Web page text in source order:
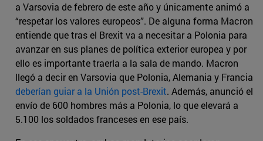
a Varsovia de febrero de este año y únicamente animó a
“respetar los valores europeos”. De alguna forma Macron
entiende que tras el Brexit va a necesitar a Polonia para
avanzar en sus planes de política exterior europea y por
ello es importante traerla a la sala de mando. Macron
llegó a decir en Varsovia que Polonia, Alemania y Francia
deberían guiar a la Unión post-Brexit. Además, anunció el
envío de 600 hombres más a Polonia, lo que elevará a
5.100 los soldados franceses en ese país.